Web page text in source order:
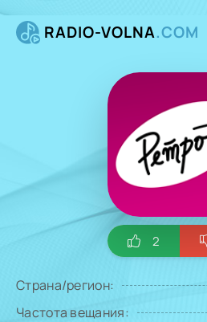
RADIO-VOLNA.COM
2
Страна/регион:
Частота вещания: